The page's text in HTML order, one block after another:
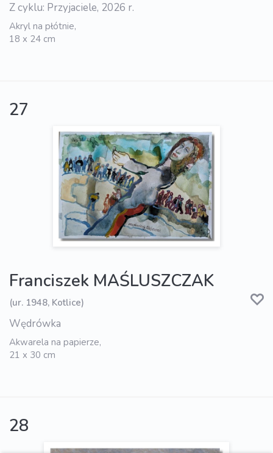
Z cyklu: Przyjaciele, 2026 r.
Akryl na płótnie,
18 x 24 cm
27
Franciszek MAŚLUSZCZAK
(ur. 1948, Kotlice)
Wędrówka
Akwarela na papierze,
21 x 30 cm
28